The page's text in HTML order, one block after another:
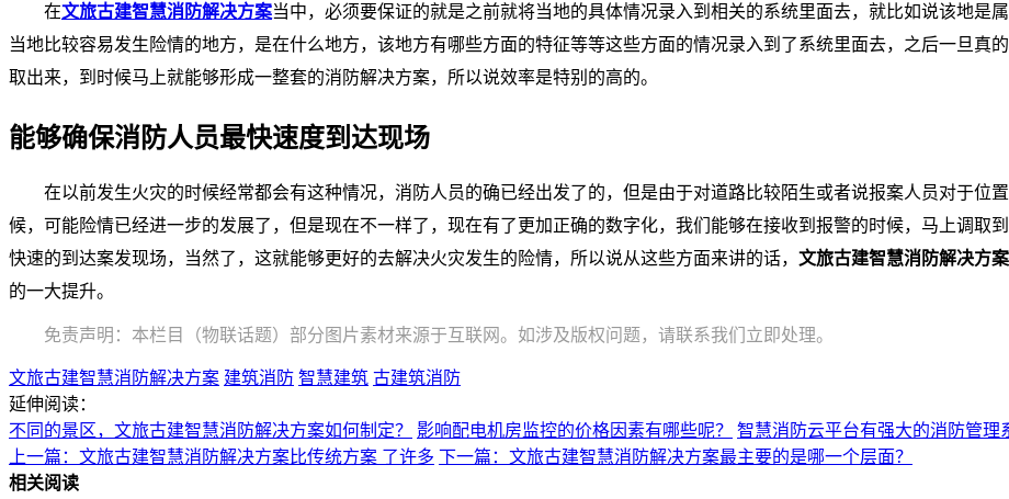
在文旅古建智慧消防解决方案当中，必须要保证的就是之前就将当地的具体情况录入到相关的系统里面去，就比如说该地是
当地比较容易发生险情的地方，是在什么地方，该地方有哪些方面的特征等等这些方面的情况录入到了系统里面去，之后一旦真
取出来，到时候马上就能够形成一整套的消防解决方案，所以说效率是特别的高的。
能够确保消防人员最快速度到达现场
在以前发生火灾的时候经常都会有这种情况，消防人员的确已经出发了的，但是由于对道路比较陌生或者说报案人员对于位
候，可能险情已经进一步的发展了，但是现在不一样了，现在有了更加正确的数字化，我们能够在接收到报警的时候，马上调取
快速的到达案发现场，当然了，这就能够更好的去解决火灾发生的险情，所以说从这些方面来讲的话， 文旅古建智慧消防解决方案
的一大提升。
免责声明：本栏目（物联话题）部分图片素材来源于互联网。如涉及版权问题，请联系我们立即处理。
文旅古建智慧消防解决方案 建筑消防 智慧建筑 古建筑消防
延伸阅读：
不同的景区，文旅古建智慧消防解决方案如何制定？
影响配电机房监控的价格因素有哪些呢？ 智慧消防云平台有强大的消防管理
上一篇：文旅古建智慧消防解决方案比传统方案 了许多 下一篇：文旅古建智慧消防解决方案最主要的是哪一个层面？
相关阅读